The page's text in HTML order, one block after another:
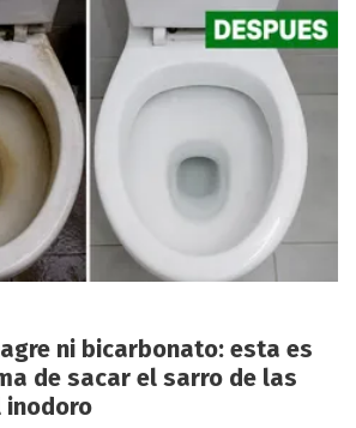
ni bicarbonato: esta es
de sacar el sarro de las
inodoro